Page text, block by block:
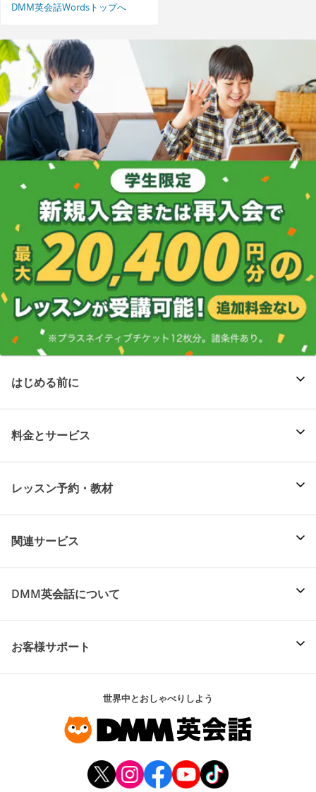
DMM英会話Wordsトップへ
はじめる前に
料金とサービス
レッスン予約・教材
関連サービス
DMM英会話について
お客様サポート
世界中とおしゃべりしよう